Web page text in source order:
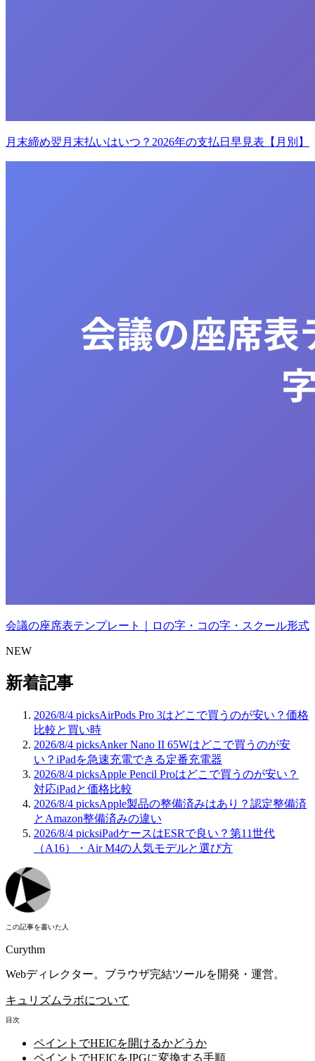
月末締め翌月末払いはいつ？2026年の支払日早見表【月別】
会議の座席表テンプレート｜ロの字・コの字・スクール形式
NEW
新着記事
2026/8/4 picksAirPods Pro 3はどこで買うのが安い？価格
比較と買い時
2026/8/4 picksAnker Nano II 65Wはどこで買うのが安
い？iPadを急速充電できる定番充電器
2026/8/4 picksApple Pencil Proはどこで買うのが安い？
対応iPadと価格比較
2026/8/4 picksApple製品の整備済みはあり？認定整備済
とAmazon整備済みの違い
2026/8/4 picksiPadケースはESRで良い？第11世代
（A16）・Air M4の人気モデルと選び方
この記事を書いた人
Curythm
Webディレクター。ブラウザ完結ツールを開発・運営。
キュリズムラボについて
目次
ペイントでHEICを開けるかどうか
ペイントでHEICをJPGに変換する手順